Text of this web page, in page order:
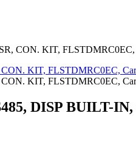
CON. KIT, FLSTDMRC0EC,
DISP BUILT-